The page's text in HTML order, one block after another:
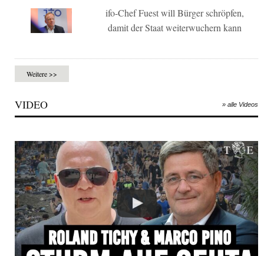
ifo-Chef Fuest will Bürger schröpfen,
damit der Staat weiterwuchern kann
Weitere >>
VIDEO » alle Videos